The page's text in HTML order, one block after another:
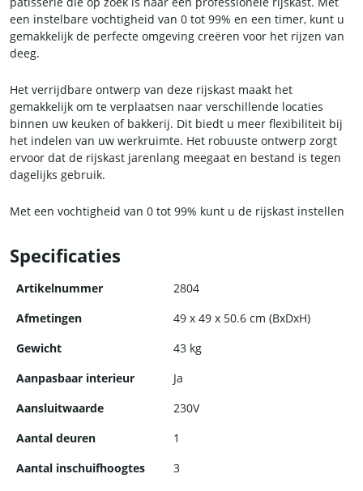
een instelbare vochtigheid van 0 tot 99% en een timer, kunt u
gemakkelijk de perfecte omgeving creëren voor het rijzen van
deeg.
Het verrijdbare ontwerp van deze rijskast maakt het
gemakkelijk om te verplaatsen naar verschillende locaties
binnen uw keuken of bakkerij. Dit biedt u meer flexibiliteit bij
het indelen van uw werkruimte. Het robuuste ontwerp zorgt
ervoor dat de rijskast jarenlang meegaat en bestand is tegen
dagelijks gebruik.
Met een vochtigheid van 0 tot 99% kunt u de rijskast instellen
het werken met deeg dat extra vochtigheid nodig heeft om te
rijzen. De timerfunctie zorgt ervoor dat u gemakkelijk de tijd
rijskast kunt halen.
soorten deeg, waaronder brood, croissants, brioche en nog
eenvoudig worden aangepast aan de vereisten van het
specifieke deeg dat u aan het rijzen bent.
Specificaties
Artikelnummer
2804
Afmetingen
49 x 49 x 50.6 cm (BxDxH)
Gewicht
43 kg
Aanpasbaar interieur
Ja
Aansluitwaarde
230V
Aantal deuren
1
Aantal inschuifhoogtes
3